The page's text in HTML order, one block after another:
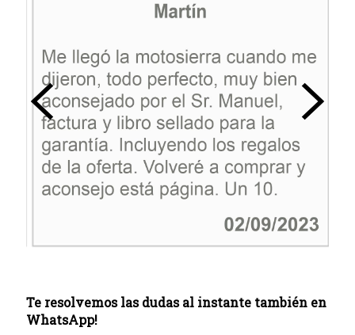
Te resolvemos las dudas al instante también en
WhatsApp!